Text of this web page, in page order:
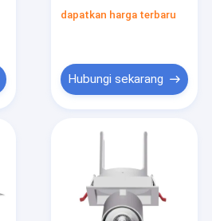
Dan Toko
dapatkan harga terbaru
Hubungi sekarang